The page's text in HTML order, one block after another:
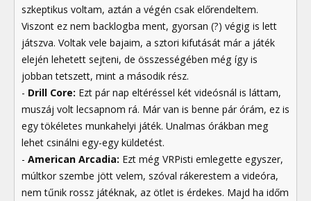
szkeptikus voltam, aztán a végén csak előrendeltem.
Viszont ez nem backlogba ment, gyorsan (?) végig is lett
játszva. Voltak vele bajaim, a sztori kifutását már a játék
elején lehetett sejteni, de összességében még így is
jobban tetszett, mint a második rész.
- Drill Core: Ezt pár nap eltéréssel két videósnál is láttam,
muszáj volt lecsapnom rá. Már van is benne pár órám, ez is
egy tökéletes munkahelyi játék. Unalmas órákban meg
lehet csinálni egy-egy küldetést.
- American Arcadia: Ezt még VRPisti emlegette egyszer,
múltkor szembe jött velem, szóval rákerestem a videóra,
nem tűnik rossz játéknak, az ötlet is érdekes. Majd ha időm